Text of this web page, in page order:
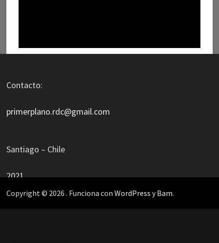
Contacto:
primerplano.rdc@gmail.com
Santiago – Chile
2021
Copyright © 2026 . Funciona con WordPress yBam.